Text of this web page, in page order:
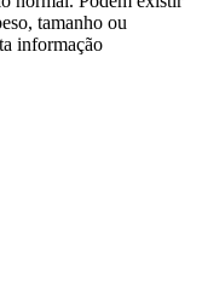
tamanho ou
informação